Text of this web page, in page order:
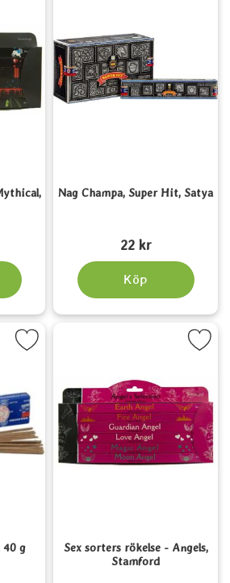
Nag Champa, Super Hit, Satya
22 kr
Köp
40 g
Satya 40 g som favorit
Sex sorters rökelse - Angels,
Stamford
Markera sex sorters rökelse -